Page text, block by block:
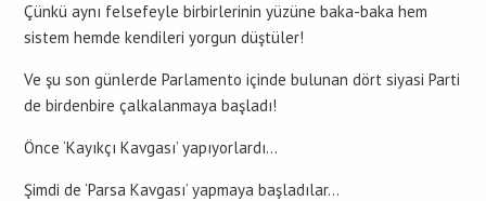
Çünkü aynı felsefeyle birbirlerinin yüzüne baka-baka hem
sistem hemde kendileri yorgun düştüler!
Ve şu son günlerde Parlamento içinde bulunan dört siyasi Parti
de birdenbire çalkalanmaya başladı!
Önce ‘Kayıkçı Kavgası’ yapıyorlardı…
Şimdi de ‘Parsa Kavgası’ yapmaya başladılar…